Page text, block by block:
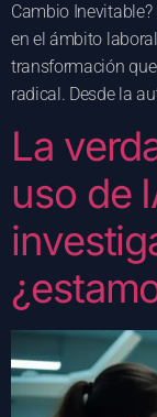
Cambio
en el ámbito
transformación
radical. Desde la
La
uso de